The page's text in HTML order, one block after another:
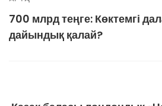
700 млрд теңге: Көктемгі
дайындық қалай?